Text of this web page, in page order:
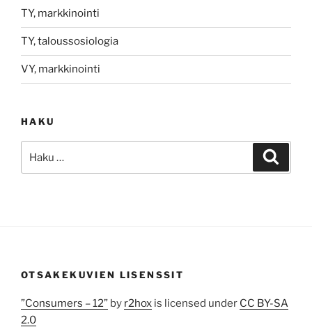
TY, markkinointi
TY, taloussosiologia
VY, markkinointi
HAKU
OTSAKEKUVIEN LISENSSIT
”Consumers – 12” by r2hox is licensed under CC BY-SA
2.0